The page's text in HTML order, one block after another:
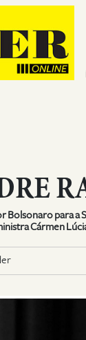
Bolsonaro para a
Cármen